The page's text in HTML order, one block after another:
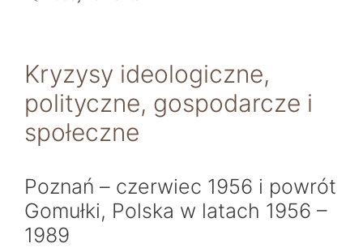
Kryzysy ideologiczne,
polityczne, gospodarcze i
społeczne
Poznań – czerwiec 1956 i powrót
Gomułki, Polska w latach 1956 –
1989